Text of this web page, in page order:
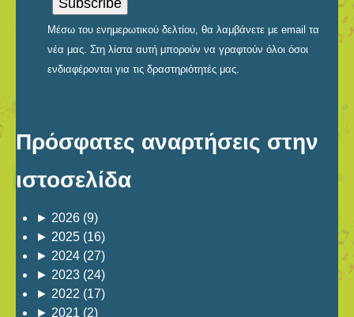
Μέσω του ενημερωτικού δελτίου, θα λαμβάνετε με email τα
νέα μας. Στη λίστα αυτή μπορούν να γραφτούν όλοι όσοι
ενδιαφέρονται για τις δραστηριότητές μας.
Πρόσφατες αναρτήσεις στην
ιστοσελίδα
► 2026 (9)
► 2025 (16)
► 2024 (27)
► 2023 (24)
► 2022 (17)
► 2021 (2)